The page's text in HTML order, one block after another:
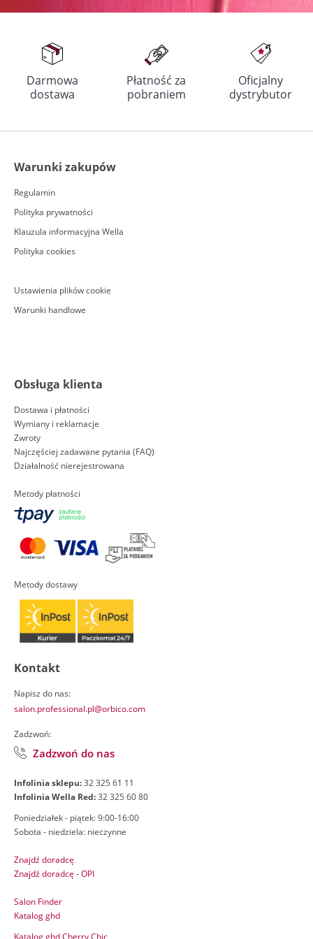
Darmowa
dostawa
Płatność za
pobraniem
Oficjalny
dystrybutor
Warunki zakupów
Regulamin
Polityka prywatności
Klauzula informacyjna Wella
Polityka cookies
Ustawienia plików cookie
Warunki handlowe
Obsługa klienta
Dostawa i płatności
Wymiany i reklamacje
Zwroty
Najczęściej zadawane pytania (FAQ)
Działalność nierejestrowana
Metody płatności
Metody dostawy
Kontakt
Napisz do nas:
salon.professional.pl@orbico.com
Zadzwoń:
Zadzwoń do nas
Infolinia sklepu:32 325 61 11
Infolinia Wella Red:32 325 60 80
Poniedziałek - piątek: 9:00-16:00
Sobota - niedziela: nieczynne
Znajdź doradcę
Znajdź doradcę - OPI
Salon Finder
Katalog ghd
Katalog ghd Cherry Chic